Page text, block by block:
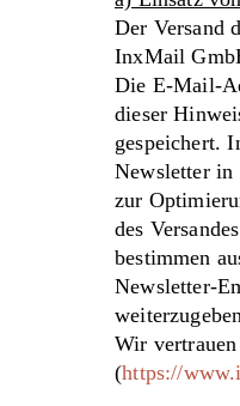
Der Versand
InxMail
Die E-Mail-
dieser
gespeichert.
Newsletter in
zur
des
bestimmen
Newsletter-
Wir
(https://